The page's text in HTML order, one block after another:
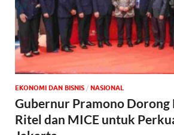
EKONOMI DAN BISNIS / NASIONAL
Gubernur Pramono Dorong
Ritel dan MICE untuk